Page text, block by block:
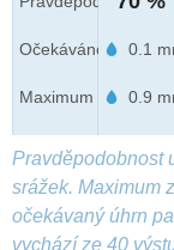
Očekáváno
Maximum
0.1
0.9
Pravděpodobnost
srážek. Maximum
očekávaný úhrn
vychází ze 40